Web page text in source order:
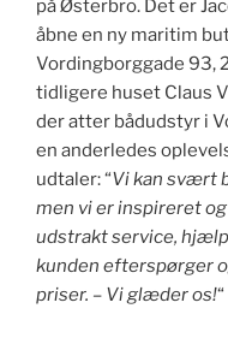
på Østerbro. Det er
åbne en ny maritim
Vordingborggade 93,
tidligere huset Claus
der atter bådudstyr i
en anderledes
udtaler: “Vi kan svært
men vi er inspireret
udstrakt service,
kunden efterspørger
priser. – Vi glæder os!“